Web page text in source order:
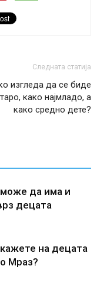
Следната статија
изгледа да се биде
како најмладо, а
како средно дете?
да има и
децата
на децата
Мраз?